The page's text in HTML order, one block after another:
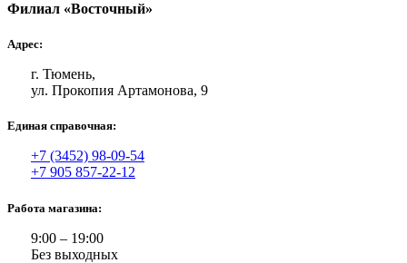
Филиал «Восточный»
Адрес:
г. Тюмень,
ул. Прокопия Артамонова, 9
Единая справочная:
+7 (3452) 98-09-54
+7 905 857-22-12
Работа магазина:
9:00 – 19:00
Без выходных